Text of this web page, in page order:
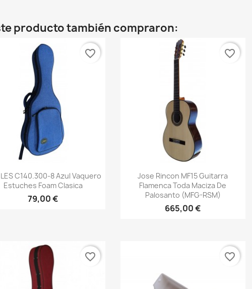
producto también compraron:
Vista rápida
C140.300-8 Azul Vaquero
Estuches Foam Clasica
79,00 €
favorite_border
Vista rápida
Jose Rincon MF15 Guitarra
Flamenca Toda Maciza De
Palosanto (MFG-RSM)
665,00 €
favorite_border
favorite_border favorite_border